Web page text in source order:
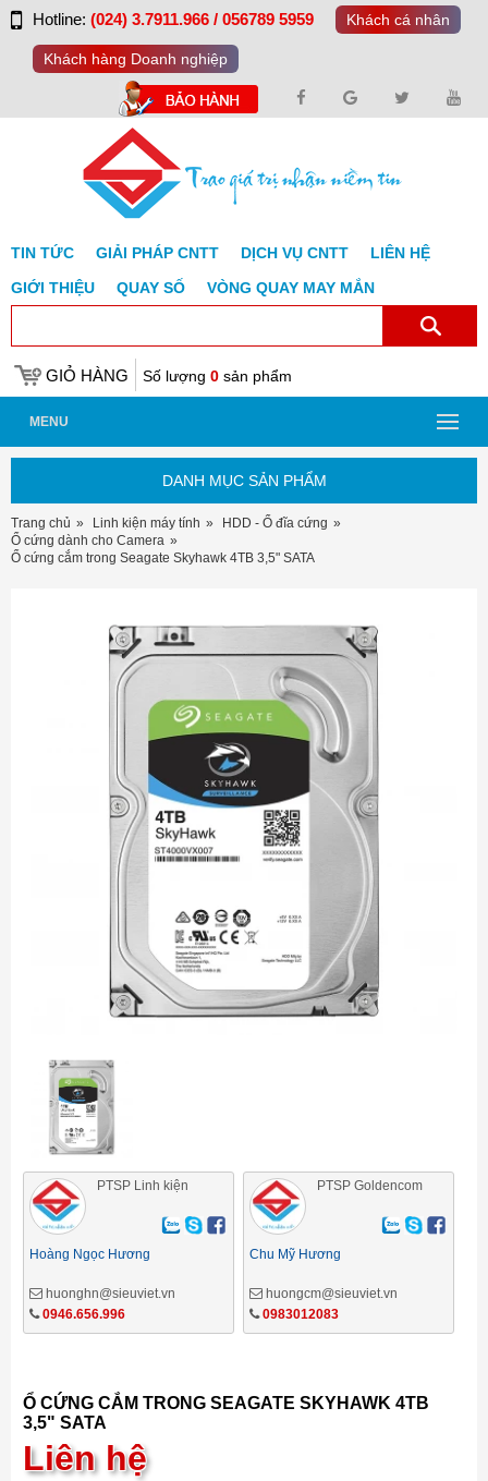
Hotline: (024) 3.7911.966 / 056789 5959 Khách cá nhân
Khách hàng Doanh nghiệp
TIN TỨC GIẢI PHÁP CNTT DỊCH VỤ CNTT
LIÊN HỆ
GIỚI THIỆU
QUAY SỐ VÒNG QUAY MAY MẮN
GIỎ HÀNG Số lượng 0 sản phẩm
MENU
DANH MỤC SẢN PHẨM
Trang chủ Linh kiện máy tính
HDD - Ổ đĩa cứng
Ổ cứng dành cho Camera
Ổ cứng cắm trong Seagate Skyhawk 4TB 3,5" SATA
PTSP Linh kiện
Hoàng Ngọc Hương
huonghn@sieuviet.vn
0946.656.996
PTSP Goldencom
Chu Mỹ Hương
huongcm@sieuviet.vn
0983012083
Ổ CỨNG CẮM TRONG SEAGATE SKYHAWK 4TB
3,5" SATA
Liên hệ